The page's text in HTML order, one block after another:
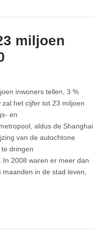
miljoen
inwoners tellen, 3 %
het cijfer tot 23 miljoen
en
aldus de Shanghai
van de autochtone
dringen
2008 waren er meer dan
in de stad leven,